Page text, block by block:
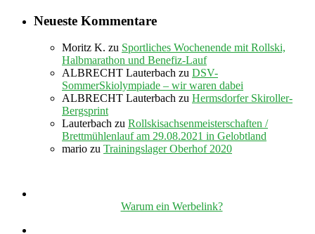
Neueste Kommentare
Moritz K. zu Sportliches Wochenende mit Rollski,
Halbmarathon und Benefiz-Lauf
ALBRECHT Lauterbach zu DSV-
SommerSkiolympiade – wir waren dabei
ALBRECHT Lauterbach zu Hermsdorfer Skiroller-
Bergsprint
Lauterbach zu Rollskisachsenmeisterschaften /
Brettmühlenlauf am 29.08.2021 in Gelobtland
mario zu Trainingslager Oberhof 2020
Warum ein Werbelink?